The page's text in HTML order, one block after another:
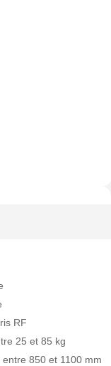
RF
25 et 85 kg
850 et 1100 mm